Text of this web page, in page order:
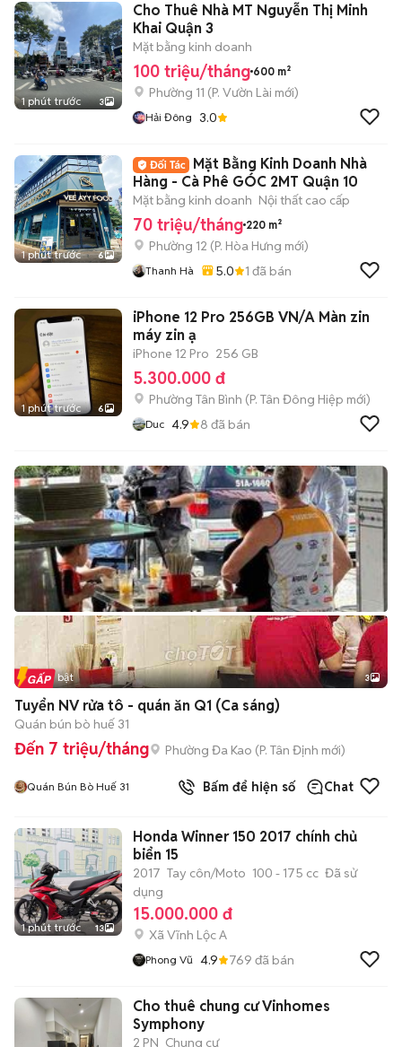
1 phút trước 3
Cho Thuê Nhà MT Nguyễn Thị Minh
Khai Quận 3
Mặt bằng kinh doanh
100 triệu/tháng 600 m²
Phường 11 (P. Vườn Lài mới)
Hải Đông 3.0
1 phút trước 6
Mặt Bằng Kinh Doanh Nhà
Hàng - Cà Phê GÓC 2MT Quận 10
Mặt bằng kinh doanh Nội thất cao cấp
70 triệu/tháng 220 m²
Phường 12 (P. Hòa Hưng mới)
Thanh Hà 5.0 1 đã bán
1 phút trước 6
iPhone 12 Pro 256GB VN/A Màn zin
máy zin ạ
iPhone 12 Pro 256 GB
5.300.000 đ
Phường Tân Bình (P. Tân Đông Hiệp mới)
Duc 4.9 8 đã bán
Tin nổi bật 3
Tuyển NV rửa tô - quán ăn Q1 (Ca sáng)
Quán bún bò huế 31
Đến 7 triệu/tháng Phường Đa Kao (P. Tân Định mới)
Quán Bún Bò Huế 31 Bấm để hiện số Chat
1 phút trước 13
Honda Winner 150 2017 chính chủ
biển 15
2017 Tay côn/Moto 100 - 175 cc Đã sử
dụng
15.000.000 đ
Xã Vĩnh Lộc A
Phong Vũ 4.9 769 đã bán
Cho thuê chung cư Vinhomes
Symphony
2 PN Chung cư